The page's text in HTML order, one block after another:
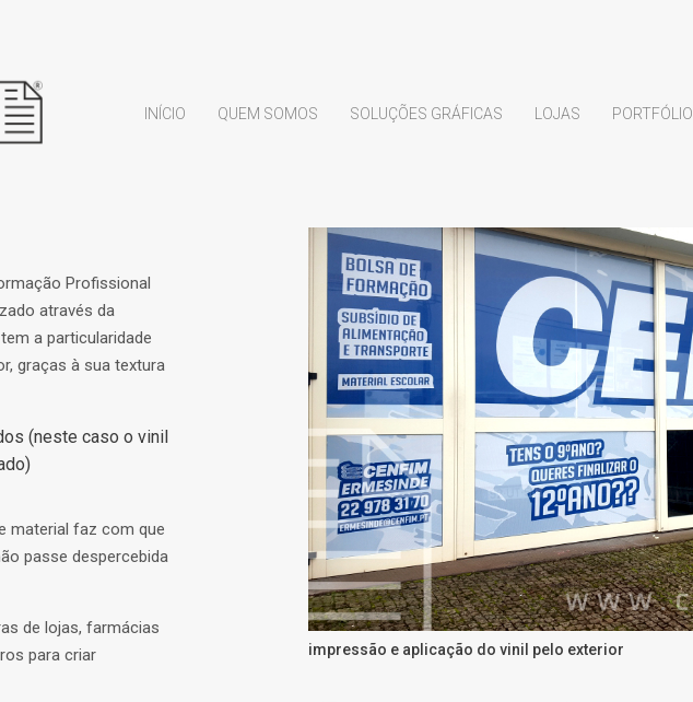
INÍCIO QUEM SOMOS SOLUÇÕES GRÁFICAS LOJAS PORTFÓLIO
Profissional
através da
a particularidade
graças à sua textura
(neste caso o vinil
material faz com que
passe despercebida
de lojas, farmácias
para criar
impressão e aplicação do vinil pelo exterior